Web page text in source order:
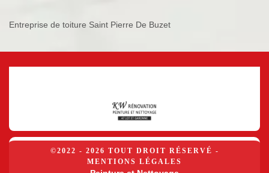
Entreprise de toiture Saint Pierre De Buzet
©2022 - 2026 TOUT DROIT RÉSERVÉ -
MENTIONS LÉGALES